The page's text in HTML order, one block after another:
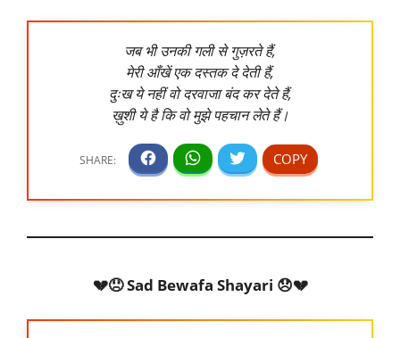
जब भी उनकी गली से गुज़रते हैं,
मेरी आँखें एक दस्तक दे देती हैं,
दुःख ये नहीं वो दरवाजा बंद कर देते हैं,
ख़ुशी ये है कि वो मुझे पहचान लेते हैं।
💔😞 Sad Bewafa Shayari 😞💔